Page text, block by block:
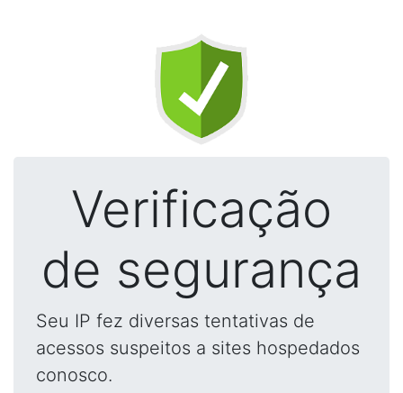
Verificação
de segurança
Seu IP fez diversas tentativas de
acessos suspeitos a sites hospedados
conosco.